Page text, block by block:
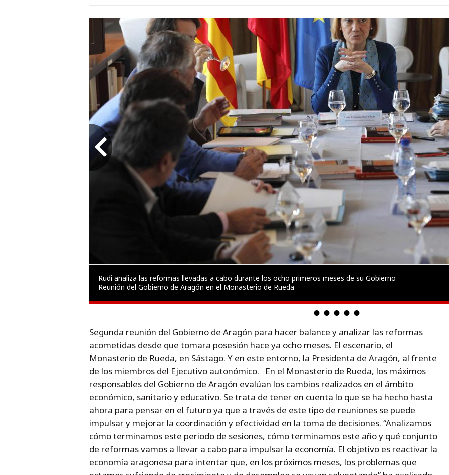
Rudi analiza las reformas llevadas a cabo durante los ocho primeros meses de su Gobierno
Reunión del Gobierno de Aragón en el Monasterio de Rueda
Segunda reunión del Gobierno de Aragón para hacer balance y analizar las reformas
acometidas desde que tomara posesión hace ya ocho meses. El escenario, el
Monasterio de Rueda, en Sástago. Y en este entorno, la Presidenta de Aragón, al frente
de los miembros del Ejecutivo autonómico. En el Monasterio de Rueda, los máximos
responsables del Gobierno de Aragón evalúan los cambios realizados en el ámbito
económico, sanitario y educativo. Se trata de tener en cuenta lo que se ha hecho hasta
ahora para pensar en el futuro ya que a través de este tipo de reuniones se puede
impulsar y mejorar la coordinación y efectividad en la toma de decisiones. “Analizamos
cómo terminamos este periodo de sesiones, cómo terminamos este año y qué conjunto
de reformas vamos a llevar a cabo para impulsar la economía. El objetivo es reactivar la
economía aragonesa para intentar que, en los próximos meses, los problemas que